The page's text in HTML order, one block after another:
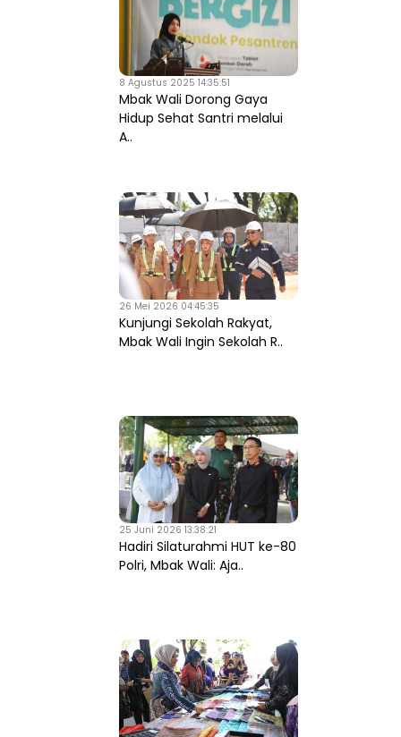
8 Agustus 2025 14:35:51
Mbak Wali Dorong Gaya
Hidup Sehat Santri melalui
A..
26 Mei 2026 04:45:35
Kunjungi Sekolah Rakyat,
Mbak Wali Ingin Sekolah R..
25 Juni 2026 13:38:21
Hadiri Silaturahmi HUT ke-80
Polri, Mbak Wali: Aja..